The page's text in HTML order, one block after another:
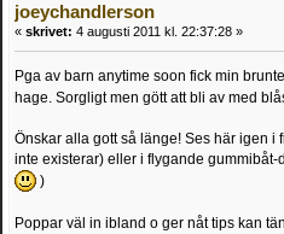
joeychandlerson
« skrivet: 4 augusti 2011 kl. 22:37:28 »
Pga av barn anytime soon fick min
hage. Sorgligt men gött att bli av med
Önskar alla gott så länge! Ses här igen i
inte existerar) eller i flygande
)
Poppar väl in ibland o ger nåt tips kan